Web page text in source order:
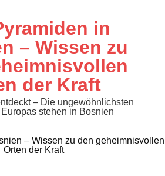
in
– Wissen zu
der Kraft
– Die ungewöhnlichsten
stehen in Bosnien